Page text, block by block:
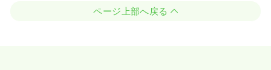
ページ上部へ戻る